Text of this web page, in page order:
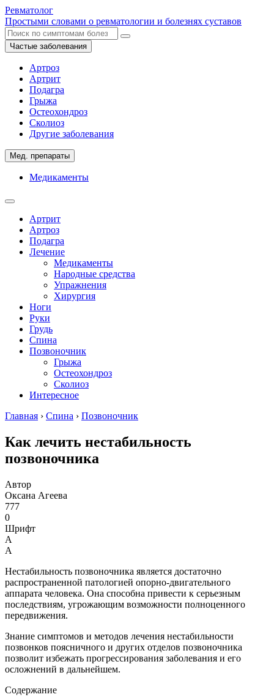
Ревматолог
Простыми словами о ревматологии и болезнях суставов
Частые заболевания
Артроз
Артрит
Подагра
Грыжа
Остеохондроз
Сколиоз
Другие заболевания
Мед. препараты
Медикаменты
Артрит
Артроз
Подагра
Лечение
Медикаменты
Народные средства
Упражнения
Хирургия
Ноги
Руки
Грудь
Спина
Позвоночник
Грыжа
Остеохондроз
Сколиоз
Интересное
Главная › Спина › Позвоночник
Как лечить нестабильность
позвоночника
Автор
Оксана Агеева
777
0
Шрифт
А
А
Нестабильность позвоночника является достаточно
распространенной патологией опорно-двигательного
аппарата человека. Она способна привести к серьезным
последствиям, угрожающим возможности полноценного
передвижения.
Знание симптомов и методов лечения нестабильности
позвонков поясничного и других отделов позвоночника
позволит избежать прогрессирования заболевания и его
осложнений в дальнейшем.
Содержание